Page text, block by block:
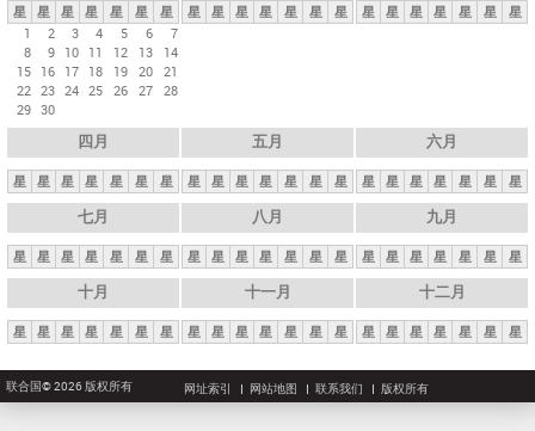
星 星 星 星 星 星
星
1
2 3 4 5 6
7
8
9 10 11 12 13
14
15 16 17 18 19 20 21
22 23 24 25 26 27 28
29 30
星 星 星 星 星 星 星 星 星 星 星 星 星 星
四月
星 星 星 星 星 星 星
五月
星 星 星 星 星 星 星
六月
星 星 星 星 星 星 星
七月
星 星 星 星 星 星 星
八月
星 星 星 星 星 星 星
九月
星 星 星 星 星 星 星
十月
星 星 星 星 星 星 星
十一月
星 星 星 星 星 星 星
十二月
星 星 星 星 星 星 星
联合国© 2026 版权所有 网址索引 网站地图 联系我们 版权所有